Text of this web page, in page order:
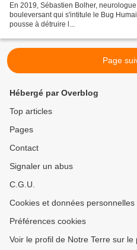
En 2019, Sébastien Bolher,
bouleversant qui s'intitule le Bug
pousse à détruire l...
Page
Hébergé par Overblog
Top articles
Pages
Contact
Signaler un abus
C.G.U.
Cookies et données personnelles
Préférences cookies
Voir le profil de Notre Terre sur le